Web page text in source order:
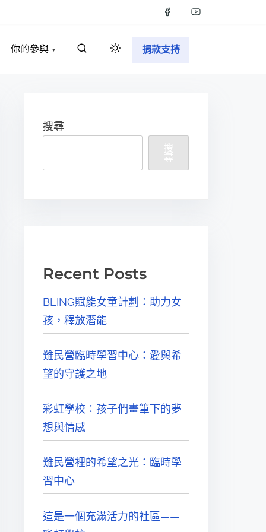
你的參與 捐款支持
搜尋
搜
尋
Recent Posts
BLING賦能女童計劃：助力女
孩，釋放潛能
難民營臨時學習中心：愛與希
望的守護之地
彩虹學校：孩子們畫筆下的夢
想與情感
難民營裡的希望之光：臨時學
習中心
這是一個充滿活力的社區——